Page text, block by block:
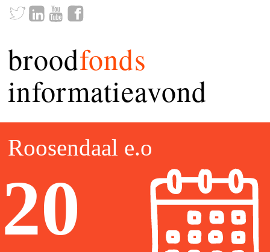
broodfonds
informatieavond
Roosendaal e.o
20